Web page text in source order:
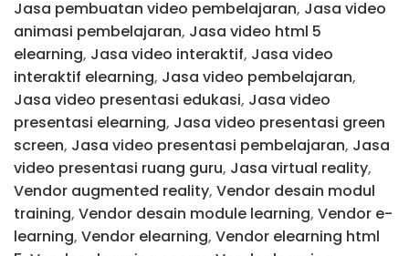
Jasa pembuatan video pembelajaran, Jasa video
animasi pembelajaran, Jasa video html 5
elearning, Jasa video interaktif, Jasa video
interaktif elearning, Jasa video pembelajaran,
Jasa video presentasi edukasi, Jasa video
presentasi elearning, Jasa video presentasi green
screen, Jasa video presentasi pembelajaran, Jasa
video presentasi ruang guru, Jasa virtual reality,
Vendor augmented reality, Vendor desain modul
training, Vendor desain module learning, Vendor e-
learning, Vendor elearning, Vendor elearning html